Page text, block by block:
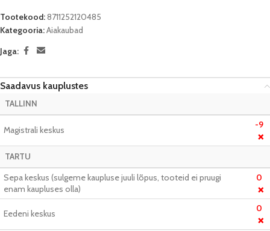
Tootekood:8711252120485
Kategooria:Aiakaubad
Jaga:
Saadavus kauplustes
TALLINN
Magistrali keskus -9
❌
TARTU
Sepa keskus (sulgeme kaupluse juuli lõpus, tooteid ei pruugi
enam kaupluses olla)
0
❌
Eedeni keskus 0
❌